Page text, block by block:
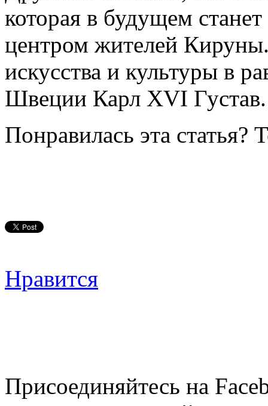
которая в будущем
центром жителей
искусства и культуры в
Швеции Карл XVI Густав.
Понравилась эта статья?
Нравится
Присоединяйтесь на